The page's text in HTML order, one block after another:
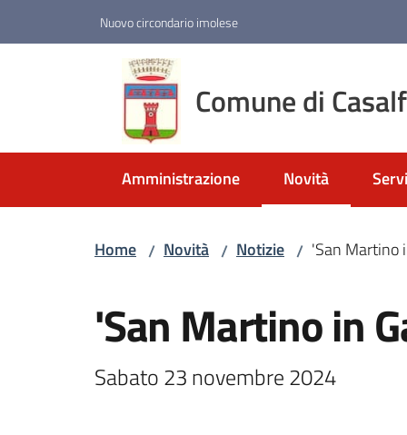
Nuovo circondario imolese
Comune di
Amministrazione Novità
Menu selezionato
Home / Novità / Notizie / 'San Martino
'San Martino in
Sabato 23 novembre 2024